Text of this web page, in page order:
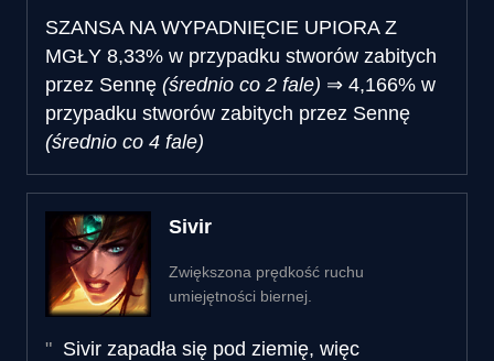
SZANSA NA WYPADNIĘCIE UPIORA Z
MGŁY 8,33% w przypadku stworów zabitych
przez Sennę (średnio co 2 fale) ⇒ 4,166% w
przypadku stworów zabitych przez Sennę
(średnio co 4 fale)
Sivir
Zwiększona prędkość ruchu
umiejętności biernej.
Sivir zapadła się pod ziemię, więc